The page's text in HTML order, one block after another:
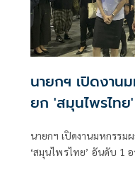
นายกฯ เปิดงา
ยก 'สมุนไพรไทย
นายกฯ เปิดงานมหกรร
‘สมุนไพรไทย’ อันดับ 1